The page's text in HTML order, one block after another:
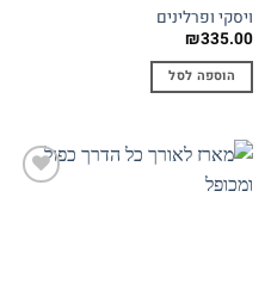
ויסקי ופרלינים
₪335.00
הוספה לסל